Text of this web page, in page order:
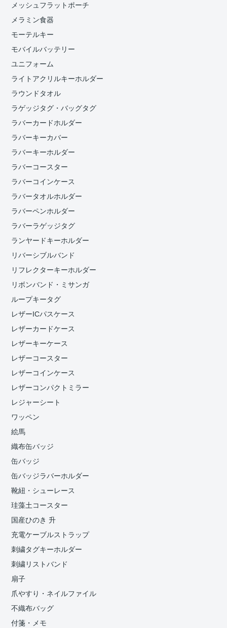
メッシュフラットポーチ
メラミン食器
モーテルキー
モバイルバッテリー
ユニフォーム
ライトアクリルキーホルダー
ラウンドタオル
ラゲッジタグ・バッグタグ
ラバーカードホルダー
ラバーキーカバー
ラバーキーホルダー
ラバーコースター
ラバーコインケース
ラバータオルホルダー
ラバーペンホルダー
ラバーラゲッジタグ
ランヤードキーホルダー
リバーシブルバンド
リフレクターキーホルダー
リボンバンド・ミサンガ
ループキータグ
レザーICパスケース
レザーカードケース
レザーキーケース
レザーコースター
レザーコインケース
レザーコンパクトミラー
レジャーシート
ワッペン
絵馬
織布缶バッジ
缶バッジ
缶バッジラバーホルダー
靴紐・シューレース
珪藻土コースター
国産ひのき 升
充電ケーブルストラップ
刺繍タグキーホルダー
刺繍リストバンド
扇子
爪やすり・ネイルファイル
不織布バッグ
付箋・メモ